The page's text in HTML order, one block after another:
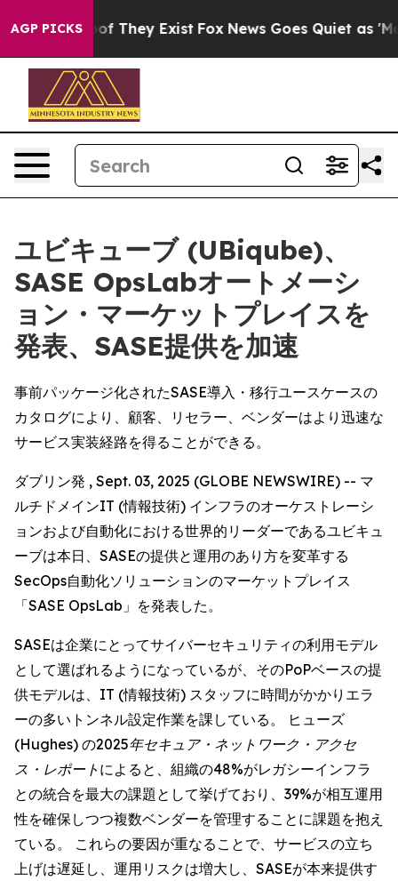
AGP PICKS
no Proof They Exist Fox News Goes Quiet as
ユビキューブ (UBiqube)、
SASE OpsLabオートメーシ
ョン・マーケットプレイスを
発表、SASE提供を加速
事前パッケージ化されたSASE導入・移行ユースケースの
カタログにより、顧客、リセラー、ベンダーはより迅速な
サービス実装経路を得ることができる。
ダブリン発 , Sept. 03, 2025 (GLOBE NEWSWIRE) -- マ
ルチドメインIT (情報技術) インフラのオーケストレーシ
ョンおよび自動化における世界的リーダーであるユビキュ
ーブは本日、SASEの提供と運用のあり方を変革する
SecOps自動化ソリューションのマーケットプレイス
「SASE OpsLab」を発表した。
SASEは企業にとってサイバーセキュリティの利用モデル
として選ばれるようになっているが、そのPoPベースの提
供モデルは、IT (情報技術) スタッフに時間がかかりエラ
ーの多いトンネル設定作業を課している。 ヒューズ
(Hughes) の2025年セキュア・ネットワーク・アクセ
ス・レポート によると、組織の48%がレガシーインフラ
との統合を最大の課題として挙げており、39%が相互運用
性を確保しつつ複数ベンダーを管理することに課題を抱え
ている。 これらの要因が重なることで、サービスの立ち
上げは遅延し、運用リスクは増大し、SASEが本来提供す